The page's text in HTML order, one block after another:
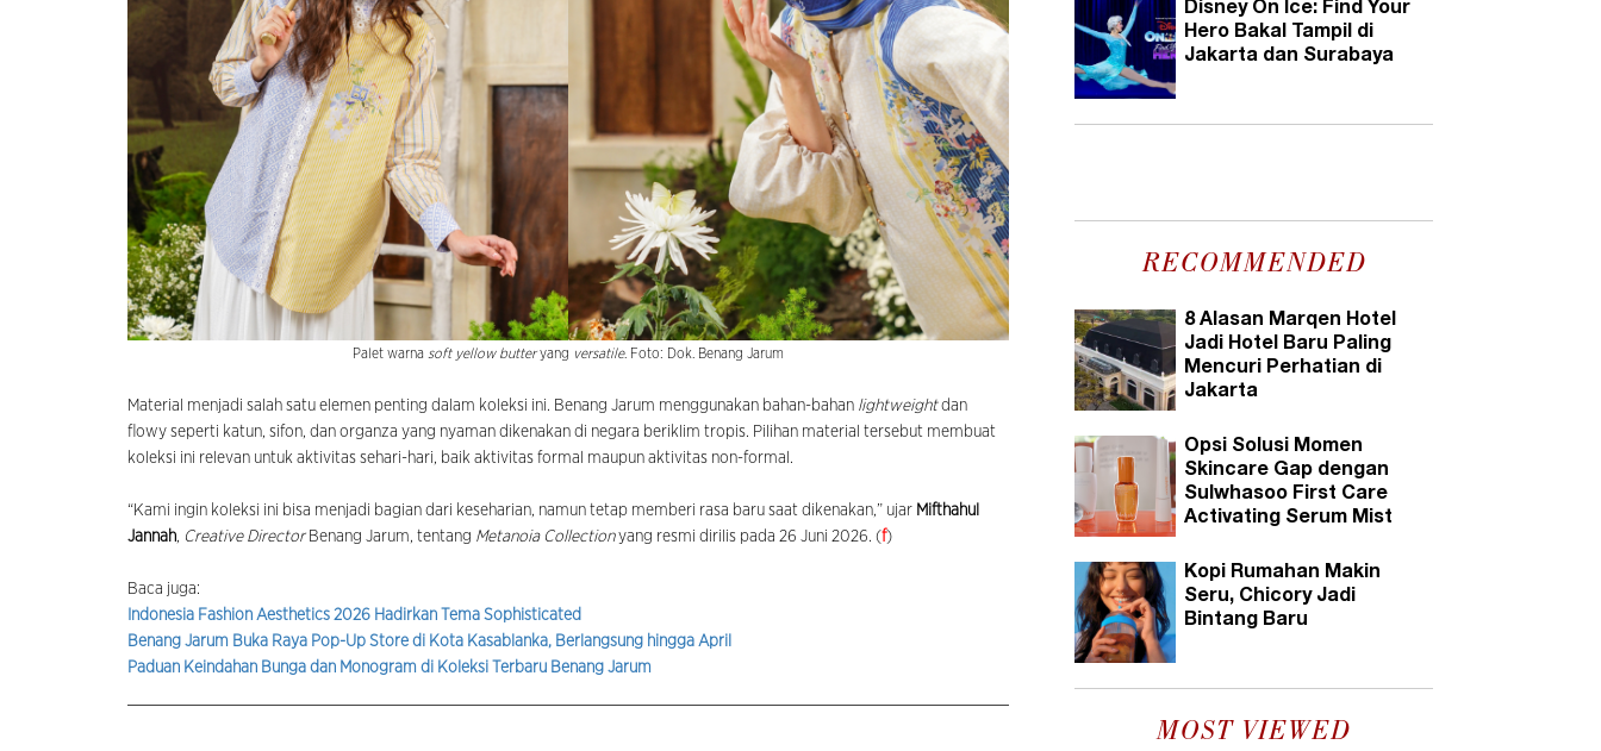
Palet warna soft yellow butteryang versatile. Foto: Dok. Benang Jarum
Material menjadi salah satu elemen penting dalam koleksi ini. Benang Jarum menggunakan bahan-bahan lightweightdan
flowy seperti katun, sifon, dan organza yang nyaman dikenakan di negara beriklim tropis. Pilihan material tersebut membuat
koleksi ini relevan untuk aktivitas sehari-hari, baik aktivitas formal maupun aktivitas non-formal.
“Kami ingin koleksi ini bisa menjadi bagian dari keseharian, namun tetap memberi rasa baru saat dikenakan,” ujar Mifthahul
Jannah, Creative DirectorBenang Jarum, tentang Metanoia Collectionyang resmi dirilis pada 26 Juni 2026. (f)
Baca juga:
Indonesia Fashion Aesthetics 2026 Hadirkan Tema Sophisticated
Benang Jarum Buka Raya Pop-Up Store di Kota Kasablanka, Berlangsung hingga April
Paduan Keindahan Bunga dan Monogram di Koleksi Terbaru Benang Jarum
Disney On Ice: Find Your
Hero Bakal Tampil di
Jakarta dan Surabaya
RECOMMENDED
8 Alasan Marqen Hotel
Jadi Hotel Baru Paling
Mencuri Perhatian di
Jakarta
Opsi Solusi Momen
Skincare Gap dengan
Sulwhasoo First Care
Activating Serum Mist
Kopi Rumahan Makin
Seru, Chicory Jadi
Bintang Baru
MOST VIEWED